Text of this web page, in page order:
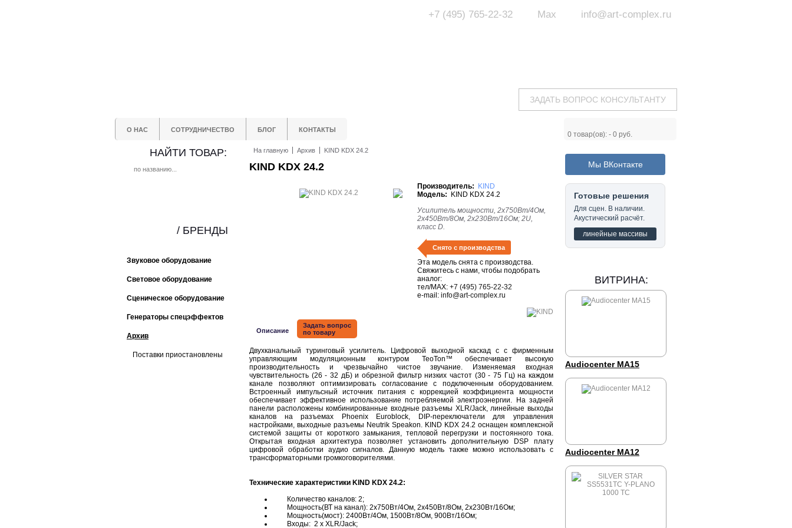
info@art-complex.ru
Max
+7 (495) 765-22-32
ЗАДАТЬ ВОПРОС КОНСУЛЬТАНТУ
О НАС СОТРУДНИЧЕСТВО БЛОГ КОНТАКТЫ
0 товар(ов): - 0 руб.
НАЙТИ ТОВАР:
Звуковое оборудование
Световое оборудование
Сценическое оборудование
Генераторы спецэффектов
Архив
Поставки приостановлены
/ БРЕНДЫ
На главную Архив KIND KDX 24.2
KIND KDX 24.2
Производитель:
KIND
Модель: KIND KDX 24.2
Усилитель мощности, 2x750Вт/4Ом,
2x450Вт/8Ом, 2x230Вт/16Ом; 2U,
класс D.
Снято с производства
Эта модель снята с производства.
Свяжитесь с нами, чтобы подобрать
аналог:
тел/MAX: +7 (495) 765-22-32
e-mail: info@art-complex.ru
Описание
Задать вопрос
по товару
Двухканальный туринговый усилитель. Цифровой выходной каскад с с фирменным
управляющим модуляционным контуром TeoTon™ обеспечивает высокую
производительность и чрезвычайно чистое звучание. Изменяемая входная
чувствительность (26 - 32 дБ) и обрезной фильтр низких частот (30 - 75 Гц) на каждом
канале позволяют оптимизировать согласование с подключенным оборудованием.
Встроенный импульсный источник питания с коррекцией коэффициента мощности
обеспечивает эффективное использование потребляемой электроэнергии. На задней
панели расположены комбинированные входные разъемы XLR/Jack, линейные выходы
каналов на разъемах Phoenix Euroblock, DIP-переключатели для управления
настройками, выходные разъемы Neutrik Speakon. KIND KDX 24.2 оснащен комплексной
системой защиты от короткого замыкания, тепловой перегрузки и постоянного тока.
Открытая входная архитектура позволяет установить дополнительную DSP плату
цифровой обработки аудио сигналов. Данную модель также можно использовать с
трансформаторными громкоговорителями.
Технические характеристики KIND KDX 24.2:
Количество каналов: 2;
Мощность(ВТ на канал): 2x750Вт/4Ом, 2x450Вт/8Ом, 2x230Вт/16Ом;
Мощность(мост): 2400Вт/4Ом, 1500Вт/8Ом, 900Вт/16Ом;
Входы: 2 x XLR/Jack;
Мы ВКонтакте
Готовые решения
Для сцен. В наличии.
Акустический расчёт.
линейные массивы
ВИТРИНА:
Audiocenter MA15
Audiocenter MA12